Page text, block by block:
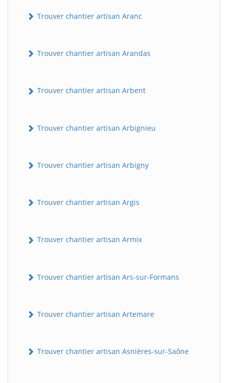
Trouver chantier artisan Aranc
Trouver chantier artisan Arandas
Trouver chantier artisan Arbent
Trouver chantier artisan Arbignieu
Trouver chantier artisan Arbigny
Trouver chantier artisan Argis
Trouver chantier artisan Armix
Trouver chantier artisan Ars-sur-Formans
Trouver chantier artisan Artemare
Trouver chantier artisan Asnières-sur-Saône